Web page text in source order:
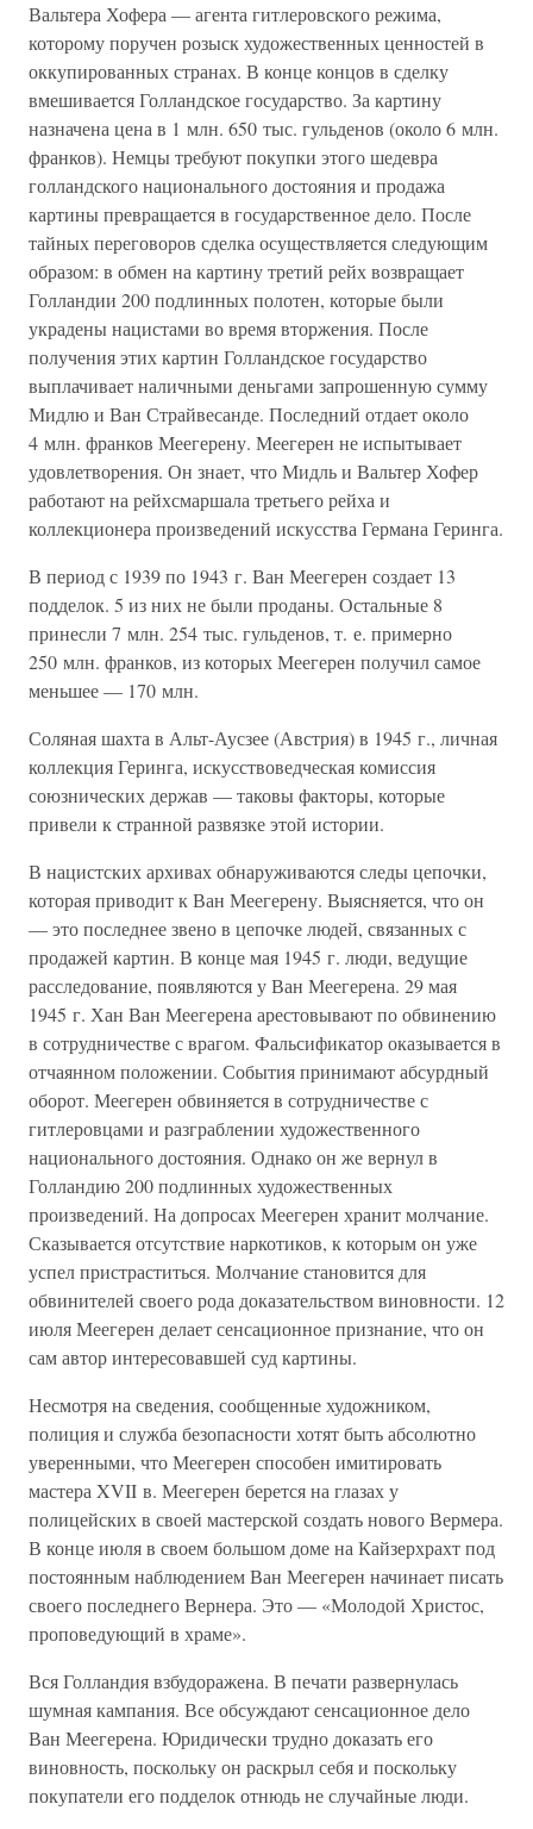
Вальтера Хофера — агента гитлеровского режима,
которому поручен розыск художественных ценностей в
оккупированных странах. В конце концов в сделку
вмешивается Голландское государство. За картину
назначена цена в 1 млн. 650 тыс. гульденов (около 6 млн.
франков). Немцы требуют покупки этого шедевра
голландского национального достояния и продажа
картины превращается в государственное дело. После
тайных переговоров сделка осуществляется следующим
образом: в обмен на картину третий рейх возвращает
Голландии 200 подлинных полотен, которые были
украдены нацистами во время вторжения. После
получения этих картин Голландское государство
выплачивает наличными деньгами запрошенную сумму
Мидлю и Ван Страйвесанде. Последний отдает около
4 млн. франков Меегерену. Меегерен не испытывает
удовлетворения. Он знает, что Мидль и Вальтер Хофер
работают на рейхсмаршала третьего рейха и
коллекционера произведений искусства Германа Геринга.
В период с 1939 по 1943 г. Ван Меегерен создает 13
подделок. 5 из них не были проданы. Остальные 8
принесли 7 млн. 254 тыс. гульденов, т. е. примерно
250 млн. франков, из которых Меегерен получил самое
меньшее — 170 млн.
Соляная шахта в Альт-Аусзее (Австрия) в 1945 г., личная
коллекция Геринга, искусствоведческая комиссия
союзнических держав — таковы факторы, которые
привели к странной развязке этой истории.
В нацистских архивах обнаруживаются следы цепочки,
которая приводит к Ван Меегерену. Выясняется, что он
— это последнее звено в цепочке людей, связанных с
продажей картин. В конце мая 1945 г. люди, ведущие
расследование, появляются у Ван Меегерена. 29 мая
1945 г. Хан Ван Меегерена арестовывают по обвинению
в сотрудничестве с врагом. Фальсификатор оказывается в
отчаянном положении. События принимают абсурдный
оборот. Меегерен обвиняется в сотрудничестве с
гитлеровцами и разграблении художественного
национального достояния. Однако он же вернул в
Голландию 200 подлинных художественных
произведений. На допросах Меегерен хранит молчание.
Сказывается отсутствие наркотиков, к которым он уже
успел пристраститься. Молчание становится для
обвинителей своего рода доказательством виновности. 12
июля Меегерен делает сенсационное признание, что он
сам автор интересовавшей суд картины.
Несмотря на сведения, сообщенные художником,
полиция и служба безопасности хотят быть абсолютно
уверенными, что Меегерен способен имитировать
мастера XVII в. Меегерен берется на глазах у
полицейских в своей мастерской создать нового Вермера.
В конце июля в своем большом доме на Кайзерхрахт под
постоянным наблюдением Ван Меегерен начинает писать
своего последнего Вернера. Это — «Молодой Христос,
проповедующий в храме».
Вся Голландия взбудоражена. В печати развернулась
шумная кампания. Все обсуждают сенсационное дело
Ван Меегерена. Юридически трудно доказать его
виновность, поскольку он раскрыл себя и поскольку
покупатели его подделок отнюдь не случайные люди.